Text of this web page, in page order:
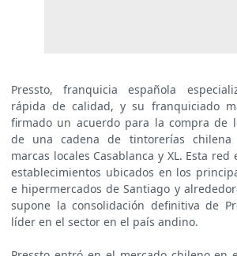
Pressto, franquicia española
rápida de calidad, y su franquiciado
firmado un acuerdo para la compra de
de una cadena de tintorerías chilena
marcas locales Casablanca y XL. Esta
establecimientos ubicados en los
e hipermercados de Santiago y
supone la consolidación definitiva de
líder en el sector en el país andino.